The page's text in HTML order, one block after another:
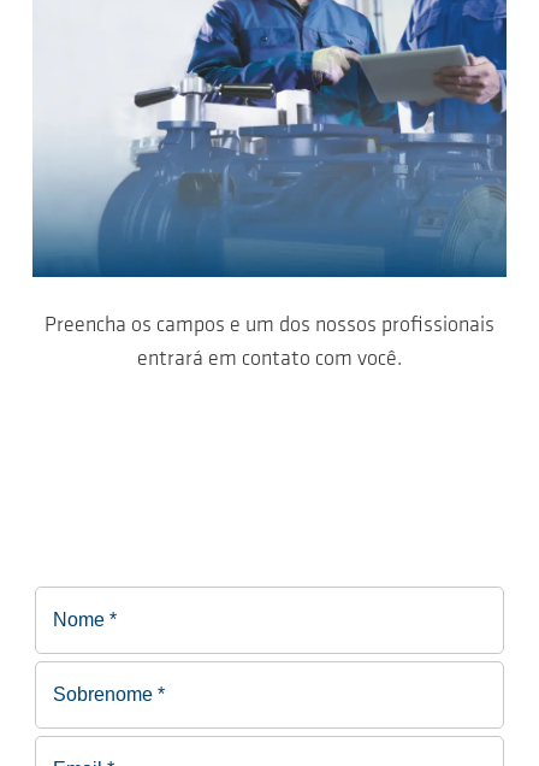
Preencha os campos e um dos nossos profissionais
entrará em contato com você.